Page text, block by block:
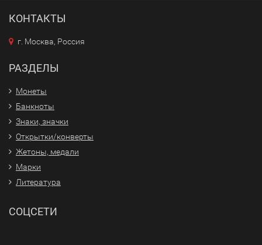
КОНТАКТЫ
г. Москва, Россия
РАЗДЕЛЫ
Монеты
Банкноты
Знаки, значки
Открытки/конверты
Жетоны, медали
Марки
Литература
СОЦСЕТИ